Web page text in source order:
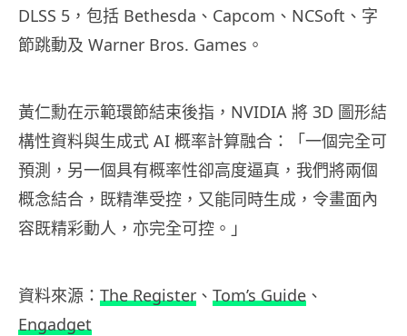
DLSS 5，包括 Bethesda、Capcom、NCSoft、字
節跳動及 Warner Bros. Games。
黃仁勳在示範環節結束後指，NVIDIA 將 3D 圖形結
構性資料與生成式 AI 概率計算融合：「一個完全可
預測，另一個具有概率性卻高度逼真，我們將兩個
概念結合，既精準受控，又能同時生成，令畫面內
容既精彩動人，亦完全可控。」
資料來源： The Register 、 Tom’s Guide 、
Engadget